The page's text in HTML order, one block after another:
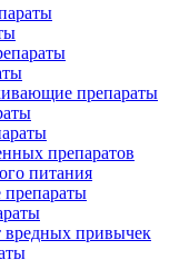
препараты
препаратов
питания
препараты
вредных привычек